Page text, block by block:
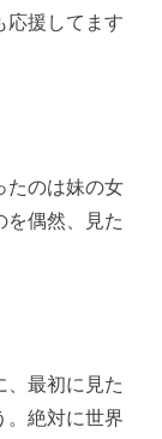
応援してます
たのは妹の女
を偶然、見た
、最初に見た
。絶対に世界